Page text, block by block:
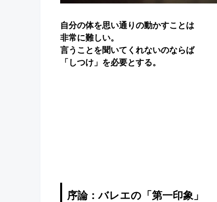
自分の体を思い通りの動かすことは
非常に難しい。
言うことを聞いてくれないのならば
「しつけ」を必要とする。
序論：バレエの「第一印象」